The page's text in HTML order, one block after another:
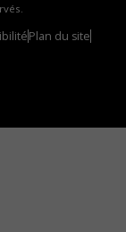
Plan du site